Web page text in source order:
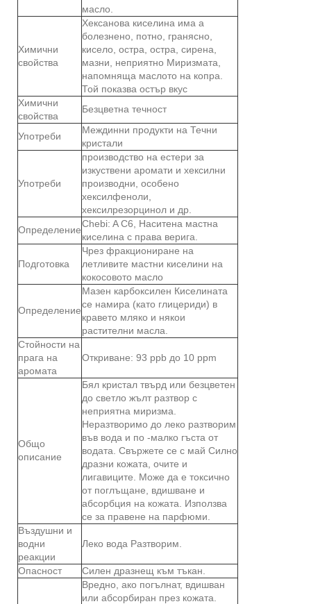
масло.
Химични
свойства
Хексанова киселина има a
болезнено, потно, гранясно,
кисело, остра, остра, сирена,
мазни, неприятно Миризмата,
напомняща маслото на копра.
Той показва остър вкус
Химични
свойства
Безцветна течност
Употреби
Междинни продукти на Течни
кристали
Употреби
производство на естери за
изкуствени аромати и хексилни
производни, особено
хексилфеноли,
хексилрезорцинол и др.
Определение
Chebi: A C6, Наситена мастна
киселина с права верига.
Подготовка
Чрез фракциониране на
летливите мастни киселини на
кокосовото масло
Определение
Мазен карбоксилен Киселината
се намира (като глицериди) в
кравето мляко и някои
растителни масла.
Стойности на
прага на
аромата
Откриване: 93 ppb до 10 ppm
Общо
описание
Бял кристал твърд или безцветен
до светло жълт разтвор с
неприятна миризма.
Неразтворимо до леко разтворим
във вода и по -малко гъста от
водата. Свържете се с май Силно
дразни кожата, очите и
лигавиците. Може да е токсично
от поглъщане, вдишване и
абсорбция на кожата. Използва
се за правене на парфюми.
Въздушни и
водни
реакции
Леко вода Разтворим.
Опасност Силен дразнещ към тъкан.
Вредно, ако погълнат, вдишван
или абсорбиран през кожата.